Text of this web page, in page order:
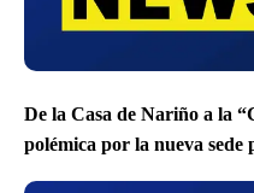
De la Casa de Nariño a la
polémica por la nueva sede